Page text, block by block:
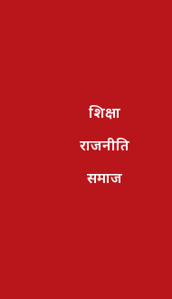
शिक्षा
राजनीति
समाज